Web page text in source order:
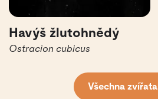
Havýš žlutohnědý
Ostracion cubicus
Všechna zvířata